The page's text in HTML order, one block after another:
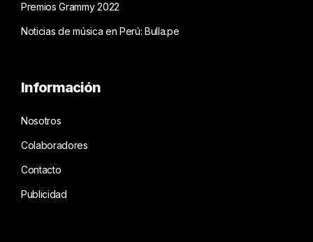
Premios Grammy 2022
Noticias de música en Perú: Bulla.pe
Información
Nosotros
Colaboradores
Contacto
Publicidad